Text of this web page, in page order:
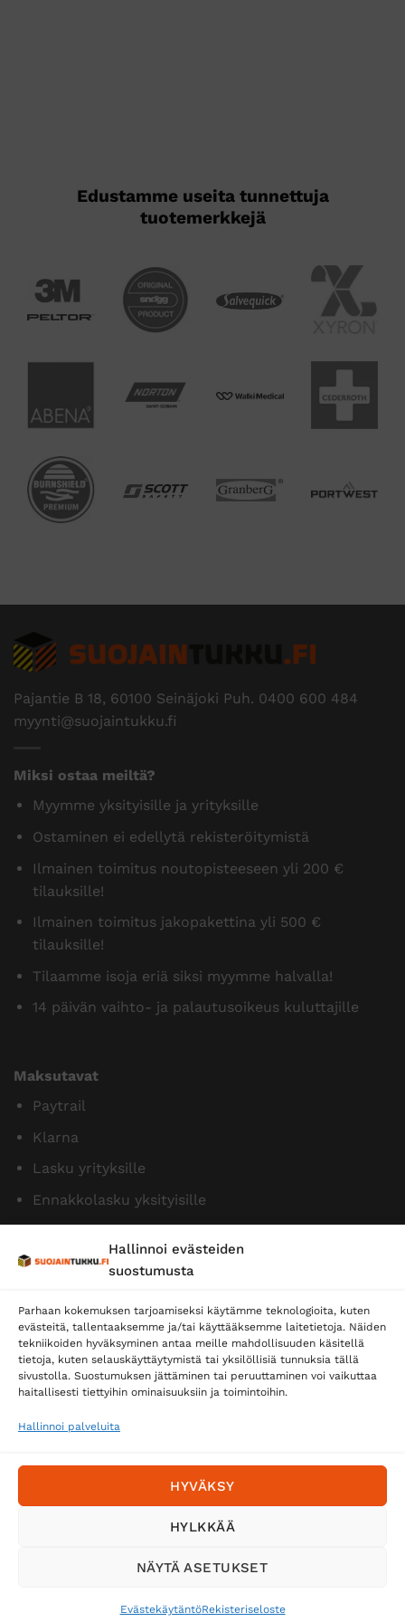
Hallinnoi evästeiden
suostumusta
Parhaan kokemuksen tarjoamiseksi käytämme teknologioita, kuten
evästeitä, tallentaaksemme ja/tai käyttääksemme laitetietoja. Näiden
tekniikoiden hyväksyminen antaa meille mahdollisuuden käsitellä
tietoja, kuten selauskäyttäytymistä tai yksilöllisiä tunnuksia tällä
sivustolla. Suostumuksen jättäminen tai peruuttaminen voi vaikuttaa
haitallisesti tiettyihin ominaisuuksiin ja toimintoihin.
Hallinnoi palveluita
HYVÄKSY
HYLKKÄÄ
NÄYTÄ ASETUKSET
EvästekäytäntöRekisteriseloste
Edustamme useita tunnettuja
tuotemerkkejä
Pajantie B 18, 60100 Seinäjoki Puh. 0400 600 484
myynti@suojaintukku.fi
Miksi ostaa meiltä?
Myymme yksityisille ja yrityksille
Ostaminen ei edellytä rekisteröitymistä
Ilmainen toimitus noutopisteeseen yli 200 €
tilauksille!
Ilmainen toimitus jakopakettina yli 500 €
tilauksille!
Tilaamme isoja eriä siksi myymme halvalla!
14 päivän vaihto- ja palautusoikeus kuluttajille
Maksutavat
Paytrail
Klarna
Lasku yrityksille
Ennakkolasku yksityisille
Toimitustavat
Posti
Matkahuolto
Tilaa uutiskirje ja saat erikoisalennuksia